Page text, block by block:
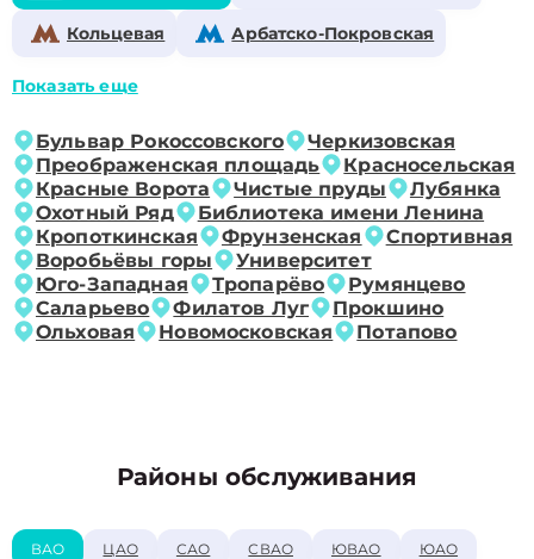
Кольцевая Арбатско-Покровская
Показать еще
Бульвар Рокоссовского
Черкизовская
Преображенская площадь
Красносельская
Красные Ворота
Чистые пруды
Лубянка
Охотный Ряд
Библиотека имени Ленина
Кропоткинская
Фрунзенская
Спортивная
Воробьёвы горы
Университет
Юго-Западная
Тропарёво
Румянцево
Саларьево
Филатов Луг
Прокшино
Ольховая
Новомосковская Потапово
Районы обслуживания
ВАО ЦАО САО СВАО ЮВАО ЮАО